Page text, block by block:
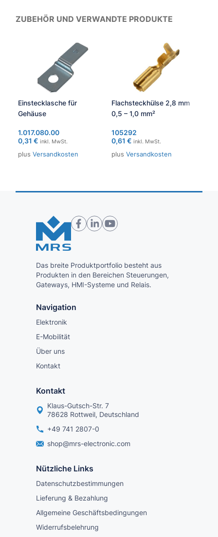
ZUBEHÖR UND VERWANDTE PRODUKTE
Einstecklasche für
Gehäuse
1.017.080.00
0,31 € inkl. MwSt.
plus Versandkosten
Flachsteckhülse 2,8 mm
0,5 – 1,0 mm²
105292
0,61 € inkl. MwSt.
plus Versandkosten
Das breite Produktportfolio besteht aus
Produkten in den Bereichen Steuerungen,
Gateways, HMI-Systeme und Relais.
Navigation
Elektronik
E-Mobilität
Über uns
Kontakt
Kontakt
Klaus-Gutsch-Str. 7
78628 Rottweil, Deutschland
+49 741 2807-0
shop@mrs-electronic.com
Nützliche Links
Datenschutzbestimmungen
Lieferung & Bezahlung
Allgemeine Geschäftsbedingungen
Widerrufsbelehrung